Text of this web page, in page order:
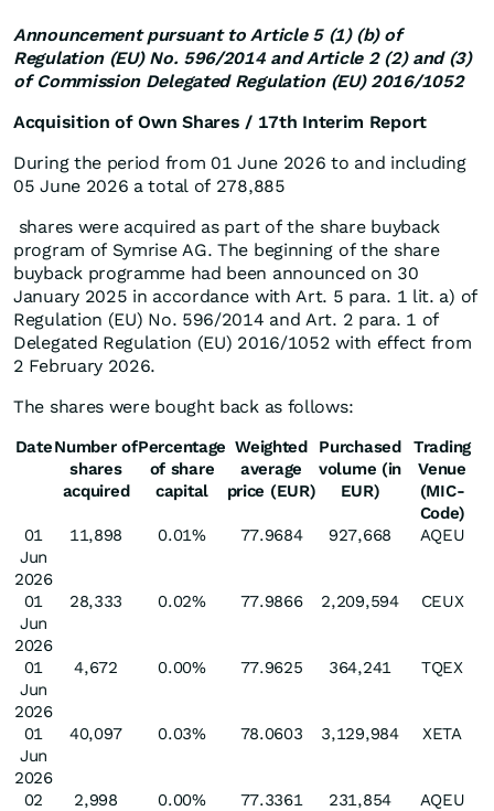
Announcement pursuant to Article 5 (1) (b) of
Regulation (EU) No. 596/2014 and Article 2 (2) and (3)
of Commission Delegated Regulation (EU) 2016/1052
Acquisition of Own Shares / 17th Interim Report
During the period from 01 June 2026 to and including
05 June 2026 a total of 278,885
shares were acquired as part of the share buyback
program of Symrise AG. The beginning of the share
buyback programme had been announced on 30
January 2025 in accordance with Art. 5 para. 1 lit. a) of
Regulation (EU) No. 596/2014 and Art. 2 para. 1 of
Delegated Regulation (EU) 2016/1052 with effect from
2 February 2026.
The shares were bought back as follows:
DateNumber of
shares
acquired
Percentage
of share
capital
Weighted
average
price (EUR)
Purchased
volume (in
EUR)
Trading
Venue
(MIC-
Code)
01
Jun
2026
11,898 0.01% 77.9684 927,668 AQEU
01
Jun
2026
28,333 0.02% 77.9866 2,209,594 CEUX
01
Jun
2026
4,672 0.00% 77.9625 364,241 TQEX
01
Jun
2026
40,097 0.03% 78.0603 3,129,984 XETA
02
2,998 0.00% 77.3361 231,854 AQEU